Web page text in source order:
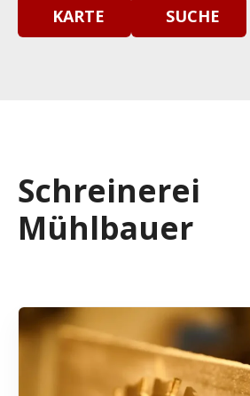
KARTE SUCHE
Schreinerei
Mühlbauer